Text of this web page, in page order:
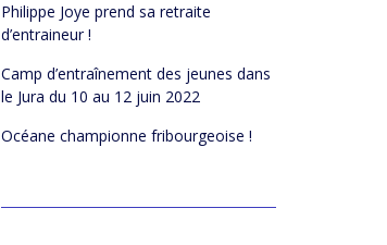
Philippe Joye prend sa retraite
d’entraineur !
Camp d’entraînement des jeunes dans
le Jura du 10 au 12 juin 2022
Océane championne fribourgeoise !